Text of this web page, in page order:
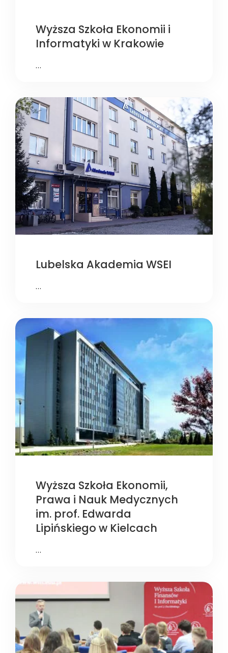
Wyższa Szkoła Ekonomii i
Informatyki w Krakowie
…
Lubelska Akademia WSEI
…
Wyższa Szkoła Ekonomii,
Prawa i Nauk Medycznych
im. prof. Edwarda
Lipińskiego w Kielcach
…